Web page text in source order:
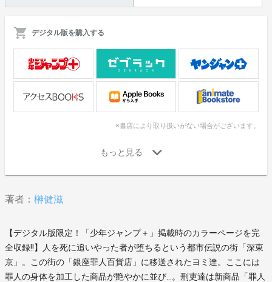
デジタル版を購入する
※書店により取り扱いがない場合がございます。
著者： 榊健滋
【デジタル版限定！「少年ジャンプ＋」掲載時のカラーページを完
全収録!!】人を死に追いやった者が堕ちるという都市伝説の街「深東
京」。この街の「銀座罪人百貨店」に移送されたヨミ達。ここには
罪人の身体を加工した商品が艶やかに並び…。刑吏達は新商品「罪人